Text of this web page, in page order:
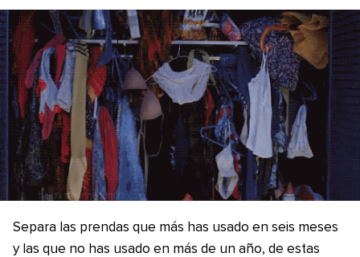
Separa las prendas que más has usado en seis meses
y las que no has usado en más de un año, de estas